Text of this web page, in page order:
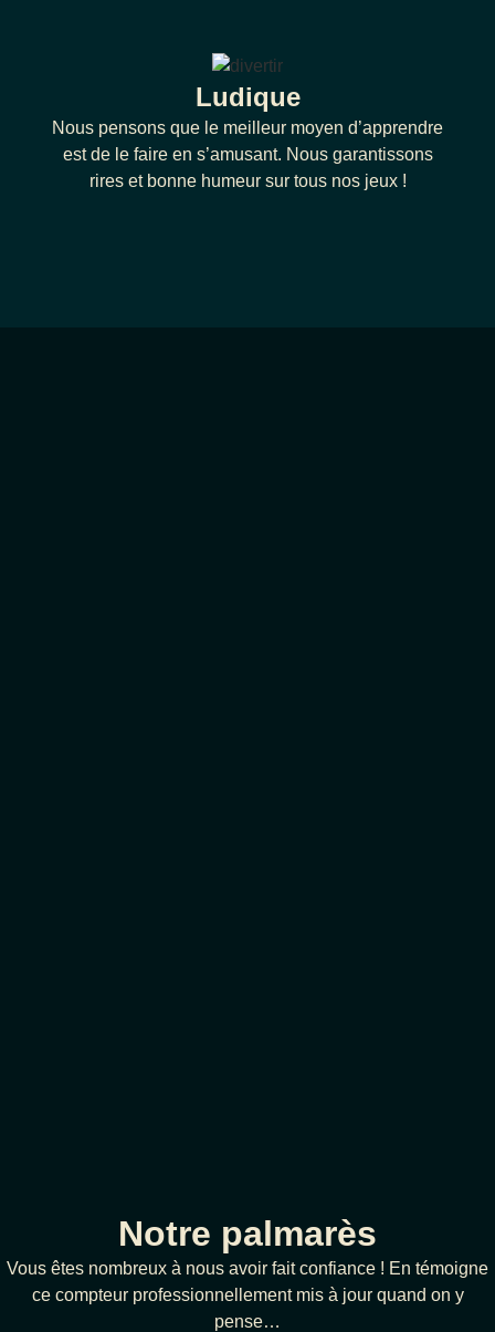
Ludique
Nous pensons que le meilleur moyen d’apprendre
est de le faire en s’amusant. Nous garantissons
rires et bonne humeur sur tous nos jeux !
Notre palmarès
Vous êtes nombreux à nous avoir fait confiance ! En témoigne
ce compteur professionnellement mis à jour quand on y
pense…